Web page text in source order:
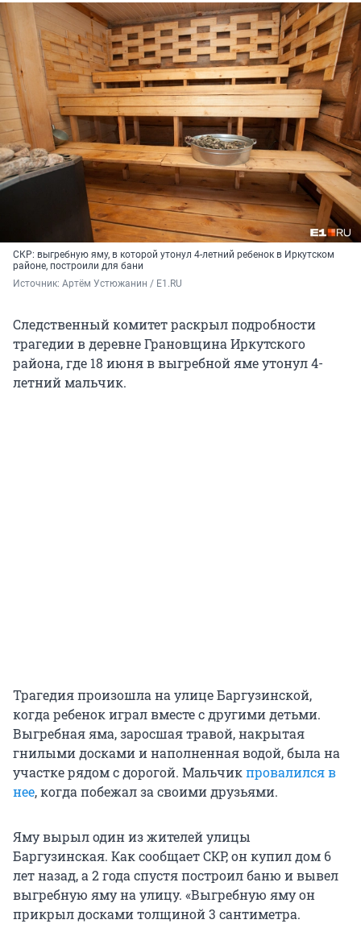
СКР: выгребную яму, в которой утонул 4-летний ребенок в Иркутском
районе, построили для бани
Источник: Артём Устюжанин / E1.RU
Следственный комитет раскрыл подробности
трагедии в деревне Грановщина Иркутского
района, где 18 июня в выгребной яме утонул 4-
летний мальчик.
Трагедия произошла на улице Баргузинской,
когда ребенок играл вместе с другими детьми.
Выгребная яма, заросшая травой, накрытая
гнилыми досками и наполненная водой, была на
участке рядом с дорогой. Мальчикпровалился в
нее, когда побежал за своими друзьями.
Яму вырыл один из жителей улицы
Баргузинская. Как сообщает СКР, он купил дом 6
лет назад, а 2 года спустя построил баню и вывел
выгребную яму на улицу. «Выгребную яму он
прикрыл досками толщиной 3 сантиметра.